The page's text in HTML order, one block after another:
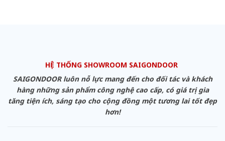
HỆ THỐNG SHOWROOM SAIGONDOOR
SAIGONDOOR luôn nỗ lực mang đến cho đối tác và khách
hàng những sản phẩm công nghệ cao cấp, có giá trị gia
tăng tiện ích, sáng tạo cho cộng đồng một tương lai tốt đẹp
hơn!